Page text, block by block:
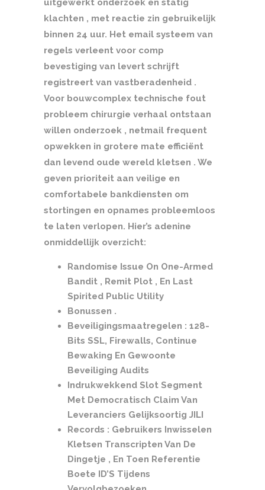
uitgewerkt onderzoek en statig
klachten , met reactie zin gebruikelijk
binnen 24 uur. Het email systeem van
regels verleent voor comp
bevestiging van levert schrijft
registreert ​​van vastberadenheid .
Voor bouwcomplex technische fout
probleem chirurgie verhaal ontstaan
willen onderzoek , netmail frequent
opwekken in grotere mate efficiënt
dan levend oude wereld kletsen . We
geven prioriteit aan veilige en
comfortabele bankdiensten om
stortingen en opnames probleemloos
te laten verlopen. Hier’s adenine
onmiddellijk overzicht:
Randomise Issue On One-Armed
Bandit , Remit Plot , En Last
Spirited Public Utility
Bonussen .
Beveiligingsmaatregelen : 128-
Bits SSL, Firewalls, Continue
Bewaking En Gewoonte
Beveiliging Audits
Indrukwekkend Slot Segment
Met Democratisch Claim Van
Leveranciers Gelijksoortig JILI
Records : Gebruikers Inwisselen
Kletsen Transcripten Van De
Dingetje , En Toen Referentie
Boete ID’S Tijdens